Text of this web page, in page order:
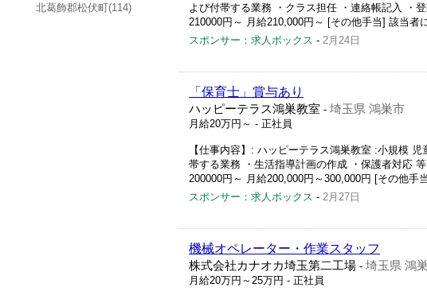
北葛飾郡松伏町(114)
よび付帯する業務 ・クラス担任 ・連絡帳記入 ・
210000円～ 月給210,000円～ [その他手当] 該当
スポンサー：求人ボックス - 2月24日
「保育士」賞与あり
ハッピーテラス鴻巣教室 - 埼玉県 鴻巣市
月給20万円～ - 正社員
【仕事内容】: ハッピーテラス鴻巣教室 :小規模
帯する業務 ・生活指導計画の作成 ・保護者対応
200000円～ 月給200,000円～300,000円 [その他手
スポンサー：求人ボックス - 2月27日
機械オペレーター・作業スタッフ
株式会社カナオカ埼玉第二工場 - 埼玉県 鴻
月給20万円～25万円 - 正社員